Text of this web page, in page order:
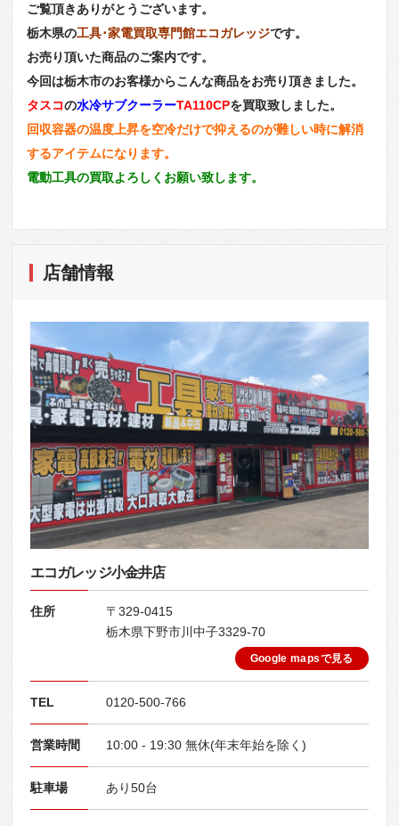
ご覧頂きありがとうございます。
栃木県の工具･家電買取専門館エコガレッジです。
お売り頂いた商品のご案内です。
今回は栃木市のお客様からこんな商品をお売り頂きました。
タスコの水冷サブクーラーTA110CPを買取致しました。
回収容器の温度上昇を空冷だけで抑えるのが難しい時に解消
するアイテムになります。
電動工具の買取よろしくお願い致します。
店舗情報
エコガレッジ小金井店
住所
〒329-0415
栃木県下野市川中子3329-70
Google mapsで見る
TEL 0120-500-766
営業時間 10:00 - 19:30 無休(年末年始を除く)
駐車場 あり50台